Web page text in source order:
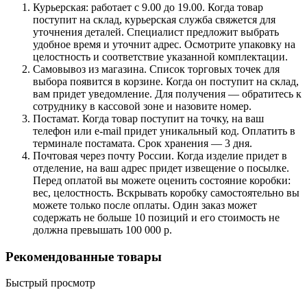
Курьерская: работает с 9.00 до 19.00. Когда товар
поступит на склад, курьерская служба свяжется для
уточнения деталей. Специалист предложит выбрать
удобное время и уточнит адрес. Осмотрите упаковку на
целостность и соответствие указанной комплектации.
Самовывоз из магазина. Список торговых точек для
выбора появится в корзине. Когда он поступит на склад,
вам придет уведомление. Для получения — обратитесь к
сотруднику в кассовой зоне и назовите номер.
Постамат. Когда товар поступит на точку, на ваш
телефон или e-mail придет уникальный код. Оплатить в
терминале постамата. Срок хранения — 3 дня.
Почтовая через почту России. Когда изделие придет в
отделение, на ваш адрес придет извещение о посылке.
Перед оплатой вы можете оценить состояние коробки:
вес, целостность. Вскрывать коробку самостоятельно вы
можете только после оплаты. Один заказ может
содержать не больше 10 позиций и его стоимость не
должна превышать 100 000 р.
Рекомендованные товары
Быстрый просмотр